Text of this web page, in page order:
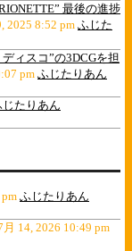
最後の進捗
2025 8:52 pm ふじた
ィスコ”の3DCGを担
pm ふじたりあん
じたりあん
ふじたりあん
月 14, 2026 10:49 pm